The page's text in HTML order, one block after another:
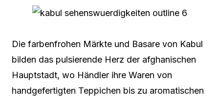
Die farbenfrohen Märkte und Basare von Kabul
bilden das pulsierende Herz der afghanischen
Hauptstadt, wo Händler ihre Waren von
handgefertigten Teppichen bis zu aromatischen